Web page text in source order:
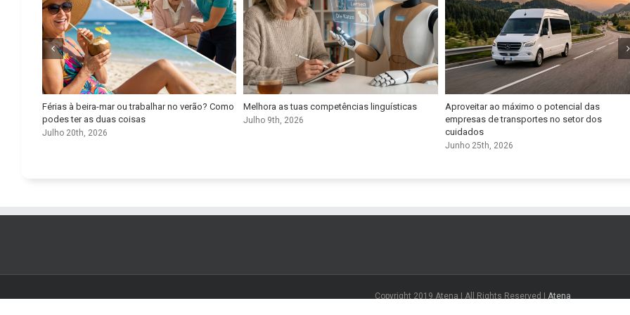
Férias à beira-mar ou trabalhar no verão? Como
podes ter as duas coisas
Julho 20th, 2026
Melhora as tuas competências linguísticas
Julho 9th, 2026
Aproveitar ao máximo o potencial das
empresas de transportes no setor dos
cuidados
Junho 25th, 2026
Copyright 2019 Atena | All Rights Reserved | Atena